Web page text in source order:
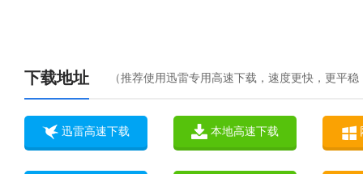
下载地址 （推荐使用迅雷专用高速下载，速度更快，更平稳
迅雷高速下载 本地高速下载